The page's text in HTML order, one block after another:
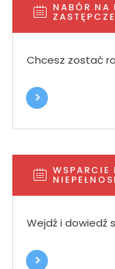
NABÓR NA
ZASTĘPCZE
Chcesz zostać
WSPARCIE
Wejdź i dowiedź